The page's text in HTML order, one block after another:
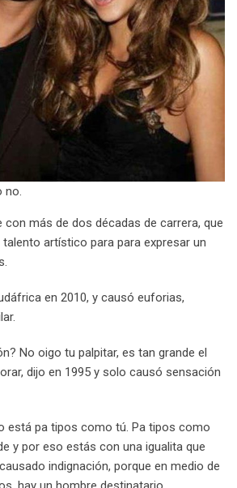
no.
con más de dos décadas de carrera, que
artístico para para expresar un
en 2010, y causó euforias,
No oigo tu palpitar, es tan grande el
dijo en 1995 y solo causó sensación
está pa tipos como tú. Pa tipos como
y por eso estás con una igualita que
indignación, porque en medio de